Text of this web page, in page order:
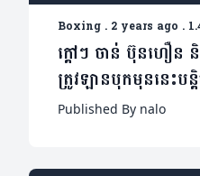
Boxing . 2 years ago .
ក្តៅៗ ចាន់ ប៊ុនហឿន
ត្រូវឡានបុកមុននេះប
(មានវីដេអូ)
Published By nalo